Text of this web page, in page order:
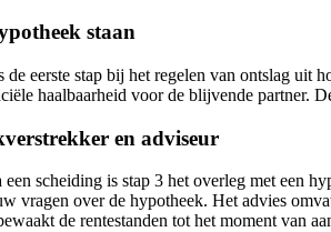
staan
de eerste stap bij het regelen van ontslag
haalbaarheid voor de blijvende partner.
en adviseur
scheiding is stap 3 het overleg met een
vragen over de hypotheek. Het advies
de rentestanden tot het moment van